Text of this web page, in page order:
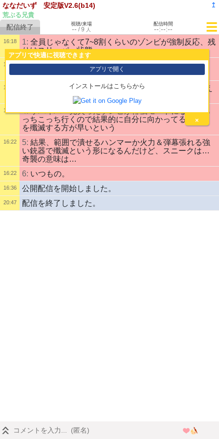
ななだいず 安定版V2.6(b14) ↥
荒ぶる兄貴
アプリで快適に視聴できます
アプリで開く
インストールはこちらから
×
視聴/来場
-- /9 人
配信時間
--:--:--
16:18 1: 全員じゃなくて7~8割くらいのゾンビが強制反応、残
りはスリーパー状態
16:19 2:でもそんな量が一斉に来たらドンパチ賑やかにやら
ざるを得ないからスリーパーも起きて参戦してくる
16:19
視線切って再潜伏するのが今のステルス(運営の考え
るステルス)だが
16:20 4:サバイバー見失ったゾンビが徘徊モードになってあ
っちこっち行くので結果的に自分に向かってるところ
を殲滅する方が早いという
16:22 5: 結果、範囲で潰せるハンマーか火力＆弾幕張れる強
い銃器で殲滅という形になるんだけど、スニークは…
奇襲の意味は…
16:22 6: いつもの。
16:36 公開配信を開始しました。
20:47 配信を終了しました。